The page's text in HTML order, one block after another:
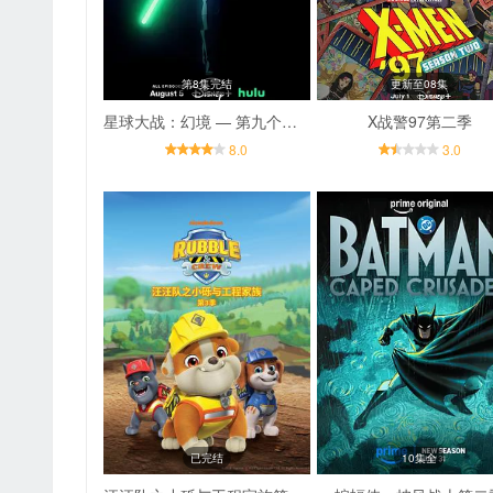
第8集完结
星球大战：幻境 — 第九个绝地武士
8.0
更新至08集
X战警97第二季
3.0
已完结 10集全